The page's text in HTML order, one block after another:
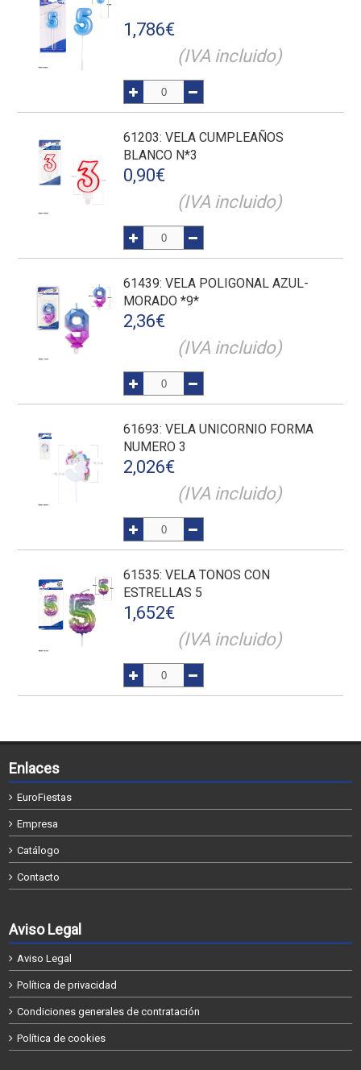
1,786€
(IVA incluido)
61203: VELA CUMPLEAÑOS
BLANCO N*3
0,90€
(IVA incluido)
61439: VELA POLIGONAL AZUL-
MORADO *9*
2,36€
(IVA incluido)
61693: VELA UNICORNIO FORMA
NUMERO 3
2,026€
(IVA incluido)
61535: VELA TONOS CON
ESTRELLAS 5
1,652€
(IVA incluido)
Enlaces
EuroFiestas
Empresa
Catálogo
Contacto
Aviso Legal
Aviso Legal
Política de privacidad
Condiciones generales de contratación
Política de cookies